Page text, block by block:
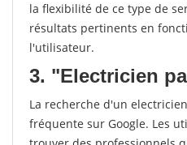
la flexibilité de ce type de
résultats pertinents en
l'utilisateur.
3. "Electricien
La recherche d'un
fréquente sur Google. Les